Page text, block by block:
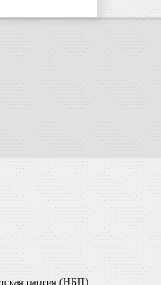
партия (НБП),